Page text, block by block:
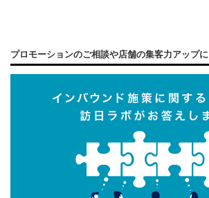
プロモーションのご相談や店舗の集客力アップに